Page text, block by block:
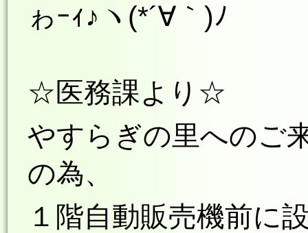
ゎｰｨ♪ヽ(*´∀｀)ﾉ
☆医務課より☆
やすらぎの里へのご
の為、
１階自動販売機前に